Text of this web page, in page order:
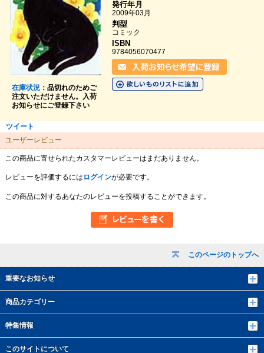
このページのトップへ
重要なお知らせ
商品カテゴリー
特集情報
このサイトについて
在庫状況：品切れのためご
注文いただけません。入荷
お知らせにご登録下さい
発行年月
2009年03月
判型
コミック
ISBN
9784056070477
ツイート
ユーザーレビュー
この商品に寄せられたカスタマーレビューはまだありません。
レビューを評価するには ログインが必要です。
この商品に対するあなたのレビューを投稿することができます。